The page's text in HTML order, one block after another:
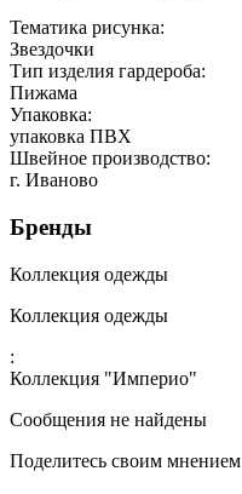
Тематика рисунка:
Звездочки
Тип изделия гардероба:
Пижама
Упаковка:
упаковка ПВХ
Швейное производство:
г. Иваново
Бренды
Коллекция одежды
Коллекция одежды
:
Коллекция "Империо"
Сообщения не найдены
Поделитесь своим мнением